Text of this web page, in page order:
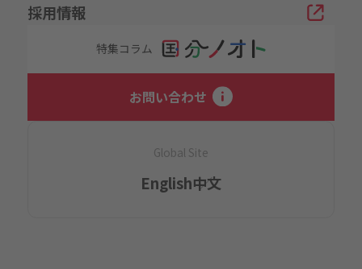
採用情報
特集コラム
お問い合わせ
Global Site
English中文